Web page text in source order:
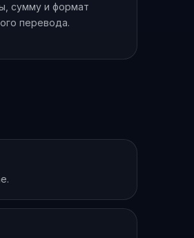
сумму и формат
перевода.